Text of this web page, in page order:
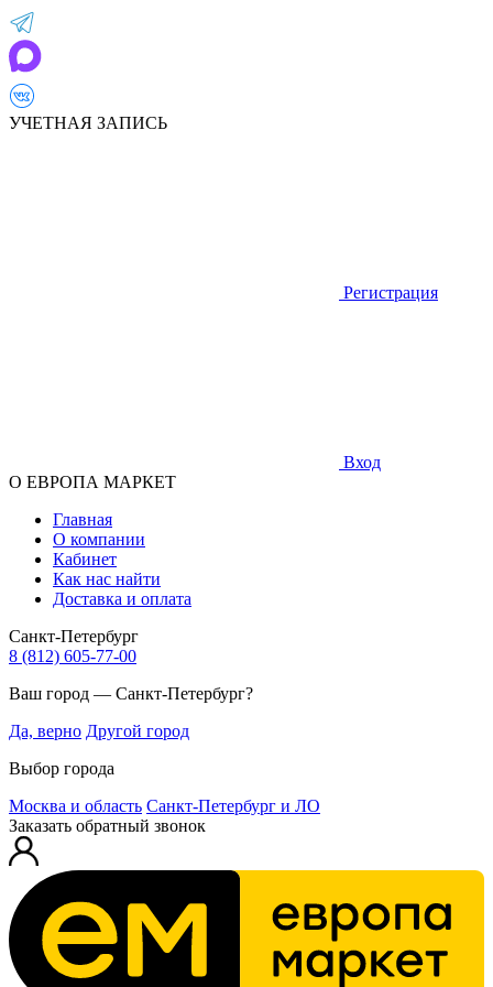
УЧЕТНАЯ ЗАПИСЬ
Регистрация
Вход
О ЕВРОПА МАРКЕТ
Главная
О компании
Кабинет
Как нас найти
Доставка и оплата
Санкт-Петербург
8 (812) 605-77-00
Ваш город — Санкт-Петербург?
Да, верно Другой город
Выбор города
Москва и область Санкт-Петербург и ЛО
Заказать обратный звонок